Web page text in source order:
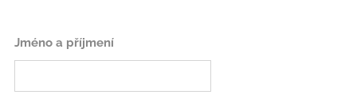
Jméno a příjmení